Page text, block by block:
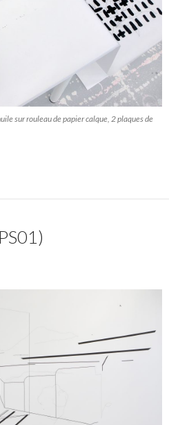
sur rouleau de papier calque, 2 plaques de